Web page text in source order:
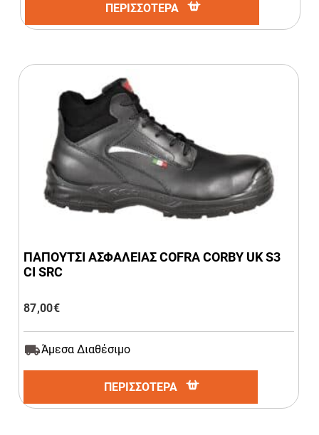
ΠΕΡΙΣΣΟΤΕΡΑ
ΠΑΠΟΥΤΣΙ ΑΣΦΑΛΕΙΑΣ COFRA CORBY UK S3
CI SRC
87,00€
Άμεσα Διαθέσιμο
ΠΕΡΙΣΣΟΤΕΡΑ